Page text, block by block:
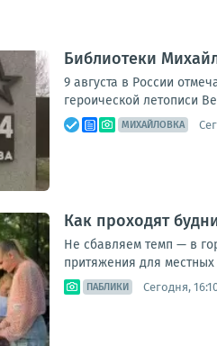
Библиотеки
9 августа в России
героической летописи
МИХАЙЛОВКА
Как проходят
Не сбавляем темп — в
притяжения для местных
ПАБЛИКИ Сегодня,